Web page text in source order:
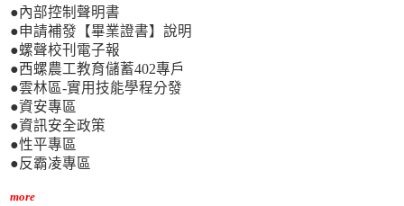
●內部控制聲明書
●申請補發【畢業證書】說明
●螺聲校刊電子報
●西螺農工教育儲蓄402專戶
●雲林區-實用技能學程分發
●資安專區
●資訊安全政策
●性平專區
●反霸凌專區
more